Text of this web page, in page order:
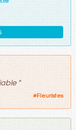
"
#Fleuristes